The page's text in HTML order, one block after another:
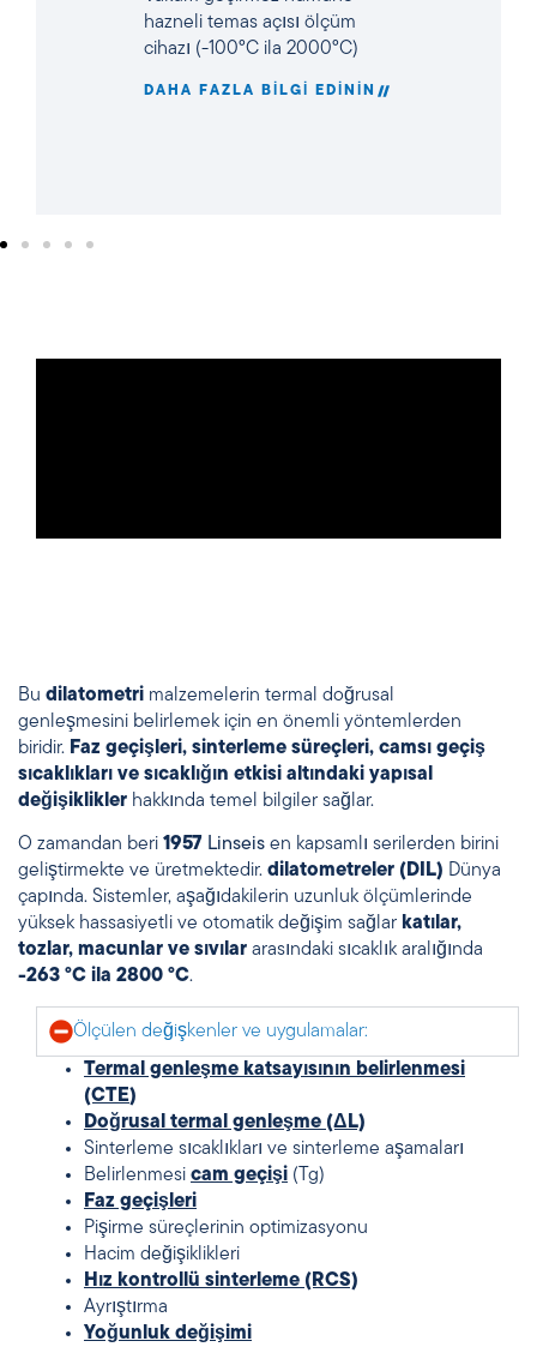
hazneli temas açısı ölçüm
cihazı (-100°C ila 2000°C)
DAHA FAZLA BILGI EDININ
Bu dilatometri malzemelerin termal doğrusal
genleşmesini belirlemek için en önemli yöntemlerden
biridir. Faz geçişleri, sinterleme süreçleri, camsı geçiş
sıcaklıkları ve sıcaklığın etkisi altındaki yapısal
değişiklikler hakkında temel bilgiler sağlar.
O zamandan beri 1957 Linseis en kapsamlı serilerden birini
geliştirmekte ve üretmektedir. dilatometreler (DIL) Dünya
çapında. Sistemler, aşağıdakilerin uzunluk ölçümlerinde
yüksek hassasiyetli ve otomatik değişim sağlar katılar,
tozlar, macunlar ve sıvılar arasındaki sıcaklık aralığında
-263 °C ila 2800 °C.
Ölçülen değişkenler ve uygulamalar:
Termal genleşme katsayısının belirlenmesi
(CTE)
Doğrusal termal genleşme (ΔL)
Sinterleme sıcaklıkları ve sinterleme aşamaları
Belirlenmesi cam geçişi (Tg)
Faz geçişleri
Pişirme süreçlerinin optimizasyonu
Hacim değişiklikleri
Hız kontrollü sinterleme (RCS)
Ayrıştırma
Yoğunluk değişimi